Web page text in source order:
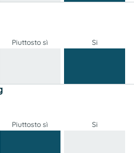
Piuttosto sì Si
Piuttosto sì Si